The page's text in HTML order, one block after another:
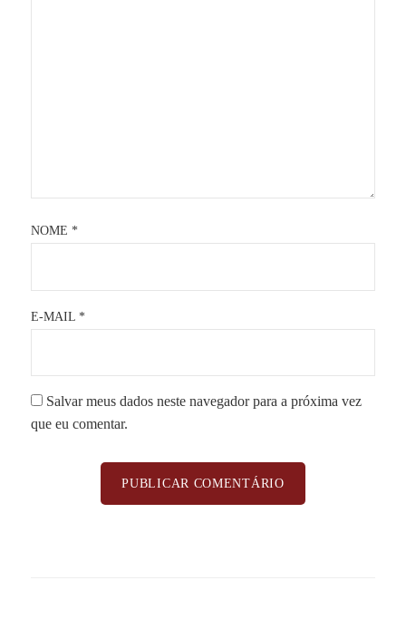
NOME *
E-MAIL *
Salvar meus dados neste navegador para a próxima vez
que eu comentar.